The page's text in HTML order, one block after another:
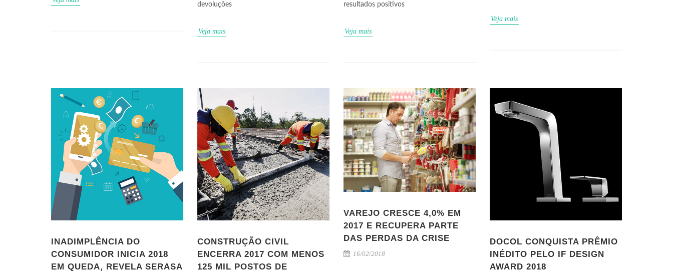
devoluções
Veja mais
resultados positivos
Veja mais
Veja mais
INADIMPLÊNCIA DO
CONSUMIDOR INICIA 2018
EM QUEDA, REVELA SERASA
CONSTRUÇÃO CIVIL
ENCERRA 2017 COM MENOS
125 MIL POSTOS DE
VAREJO CRESCE 4,0% EM
2017 E RECUPERA PARTE
DAS PERDAS DA CRISE
16/02/2018
DOCOL CONQUISTA PRÊMIO
INÉDITO PELO IF DESIGN
AWARD 2018